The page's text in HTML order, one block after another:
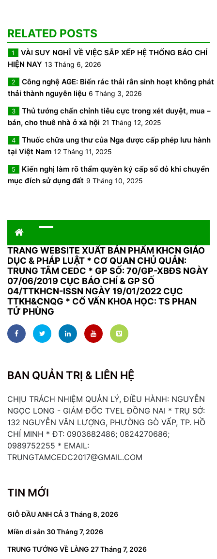
RELATED POSTS
1
VÀI SUY NGHĨ VỀ VIỆC SẮP XẾP HỆ THỐNG BÁO CHÍ
HIỆN NAY 13 Tháng 6, 2026
2
Công nghệ AGE: Biến rác thải rắn sinh hoạt không phát
thải thành nguyên liệu 6 Tháng 3, 2026
3
Thủ tướng chấn chỉnh tiêu cực trong xét duyệt, mua –
bán, cho thuê nhà ở xã hội 21 Tháng 12, 2025
4
Thuốc chữa ung thư của Nga được cấp phép lưu hành
tại Việt Nam 12 Tháng 11, 2025
5
Kiến nghị làm rõ thẩm quyền ký cấp sổ đỏ khi chuyển
mục đích sử dụng đất 9 Tháng 10, 2025
TRANG WEBSITE XUẤT BẢN PHẨM KHCN GIÁO
DỤC & PHÁP LUẬT * CƠ QUAN CHỦ QUẢN:
TRUNG TÂM CEDC * GP SỐ: 70/GP-XBĐS NGÀY
07/06/2019 CỤC BÁO CHÍ & GP SỐ
04/TTKHCN-ISSN NGÀY 19/01/2022 CỤC
TTKH&CNQG * CỐ VẤN KHOA HỌC: TS PHAN
TỬ PHÙNG
BAN QUẢN TRỊ & LIÊN HỆ
CHỊU TRÁCH NHIỆM QUẢN LÝ, ĐIỀU HÀNH: NGUYỄN
NGỌC LONG - GIÁM ĐỐC TVEL ĐỒNG NAI * TRỤ SỞ:
132 NGUYỄN VĂN LƯỢNG, PHƯỜNG GÒ VẤP, TP. HỒ
CHÍ MINH * ĐT: 0903682486; 0824270686;
0989752255 * EMAIL:
TRUNGTAMCEDC2017@GMAIL.COM
TIN MỚI
GIỖ ĐẦU ANH CẢ 3 Tháng 8, 2026
Miền di sản 30 Tháng 7, 2026
TRUNG TƯỚNG VỀ LÀNG 27 Tháng 7, 2026